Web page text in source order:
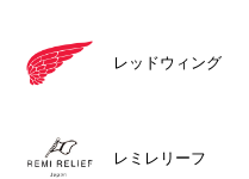
レッドウィング
レミレリーフ